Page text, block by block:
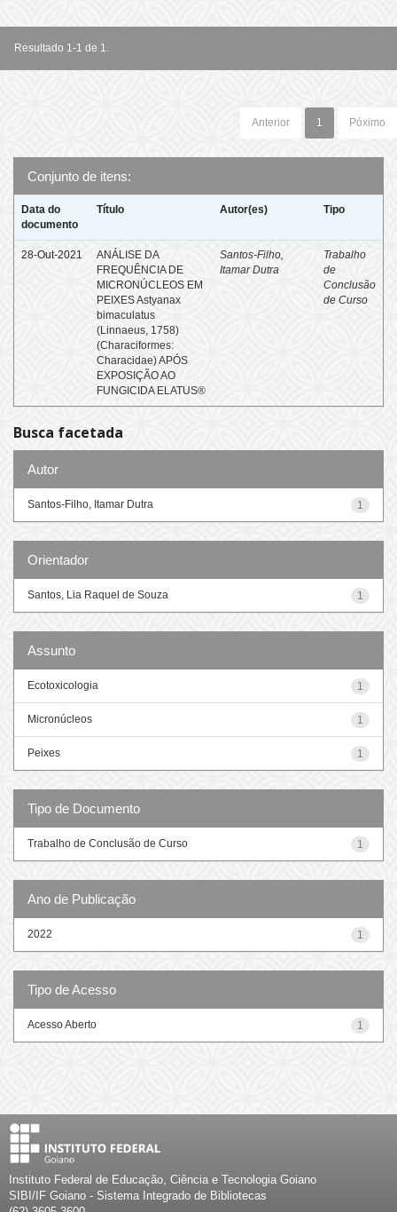
Resultado 1-1 de 1.
Anterior 1 Póximo
Conjunto de itens:
Data do
documento
Título Autor(es) Tipo
28-Out-2021
ANÁLISE DA
FREQUÊNCIA DE
MICRONÚCLEOS EM
PEIXES Astyanax
bimaculatus
(Linnaeus, 1758)
(Characiformes:
Characidae) APÓS
EXPOSIÇÃO AO
FUNGICIDA ELATUS®
Santos-Filho,
Itamar Dutra
Trabalho
de
Conclusão
de Curso
Busca facetada
Autor
1
Santos-Filho, Itamar Dutra
Orientador
1
Santos, Lia Raquel de Souza
Assunto
1
Ecotoxicologia
1
Micronúcleos
1
Peixes
Tipo de Documento
1
Trabalho de Conclusão de Curso
Ano de Publicação
1
2022
Tipo de Acesso
1
Acesso Aberto
Instituto Federal de Educação, Ciência e Tecnologia Goiano
SIBI/IF Goiano - Sistema Integrado de Bibliotecas